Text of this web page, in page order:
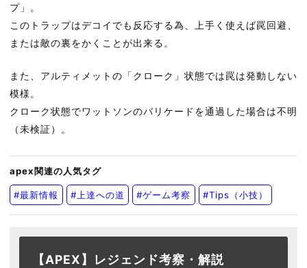
プ」。
このトラップはデコイでも反応する為、上手く使えば罠回避、
または敵の裏をかくことが出来る。
また、アルティメットの「クローク」状態では罠は発動しない
模様。
クローク状態でワットソンのバリケードを通過した場合は不明
（未検証）。
apex関連の人気タグ
#最新情報 #上達への道 #ゲーム考察 #Tips（小技）
【APEX】レジェンド考察・解説